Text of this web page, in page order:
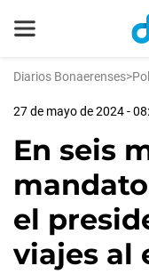
Diarios Bonaerenses>
27 de mayo de 2024 -
En seis
el
viajes al